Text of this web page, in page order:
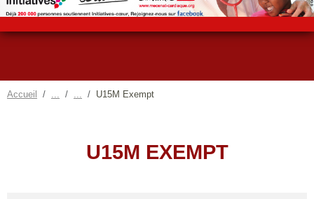
Accueil U15M Exempt
U15M EXEMPT